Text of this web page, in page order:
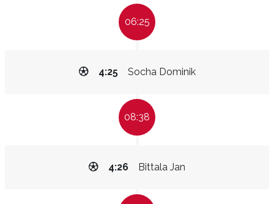
06:25
Socha Dominik
4:25
08:38
Bittala Jan
4:26